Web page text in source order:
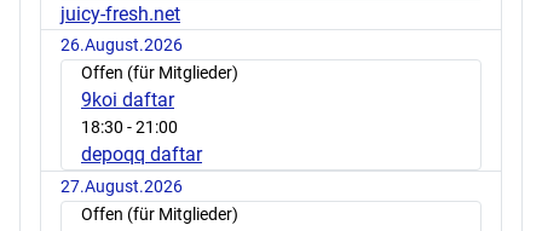
juicy-fresh.net
26.August.2026
Offen (für Mitglieder)
9koi daftar
18:30 - 21:00
depoqq daftar
27.August.2026
Offen (für Mitglieder)